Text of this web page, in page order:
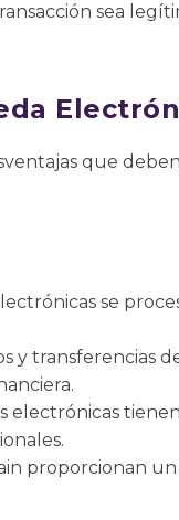
sea
que
se
y transferencias
electrónicas
proporcionan